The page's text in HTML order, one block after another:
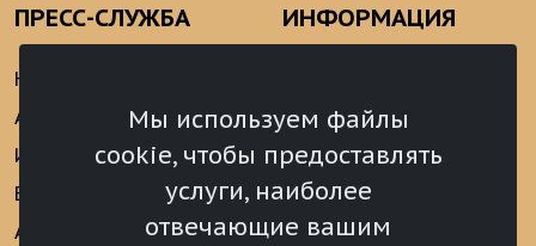
Мы используем файлы
cookie, чтобы предоставлять
услуги, наиболее
отвечающие вашим
ПРЕСС-СЛУЖБА
Новости
Анонсы
Интервью
Видеоматериалы
Аккредитация
ИНФОРМАЦИЯ
аналитические
материалы
Реализация Послания
Президента РФ
Федеральному